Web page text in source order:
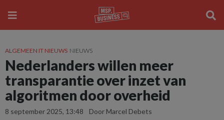
ALGEMEEN IT NIEUWS NIEUWS
Nederlanders willen meer
transparantie over inzet van
algoritmen door overheid
8 september 2025, 13:48 Door Marcel Debets